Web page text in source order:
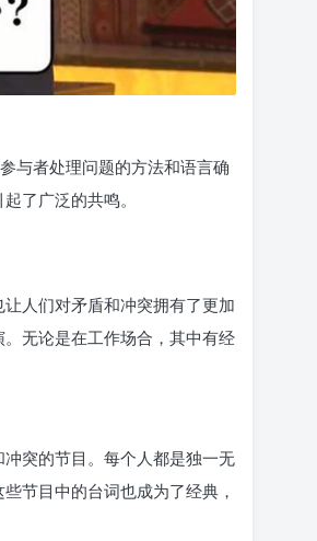
与者处理问题的方法和语言确
了广泛的共鸣。
人们对矛盾和冲突拥有了更加
无论是在工作场合，其中有经
突的节目。每个人都是独一无
节目中的台词也成为了经典，